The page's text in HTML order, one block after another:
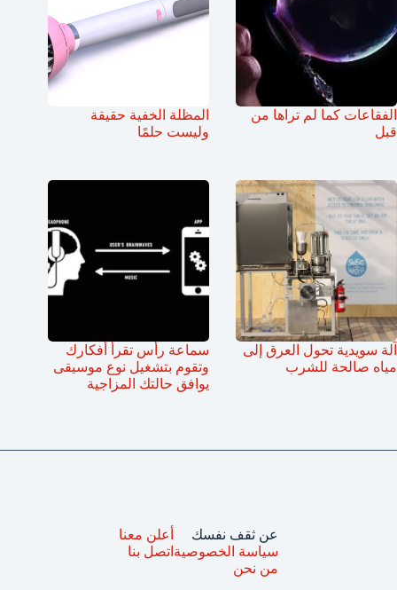
الفقاعات كما لم تراها من
قبل
المظلة الخفية حقيقة
وليست حلمًا
آلة سويدية تحول العرق إلى
مياه صالحة للشرب
سماعة رأس تقرأ أفكارك
وتقوم بتشغيل نوع موسيقى
يوافق حالتك المزاجية
عن ثقف نفسك
سياسة الخصوصية
من نحن
أعلن معنا
اتصل بنا